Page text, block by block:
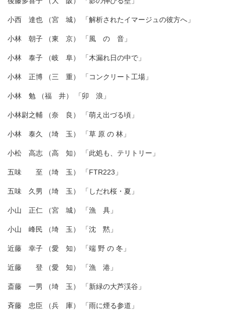
小西 達也 （宮 城） 「解析されたイマージュの彼方へ」
小林 朝子 （東 京） 「風 の 音」
小林 泰子 （岐 阜） 「木漏れ日の中で」
小林 正博 （三 重） 「コンクリート工場」
小林 勉 （福 井） 「卯 浪」
小林尉之輔 （奈 良） 「萌え出づる頃」
小林 泰久 （埼 玉） 「草 原 の 林」
小松 高志 （高 知） 「此処も、テリトリー」
五味 至 （埼 玉） 「FTR223」
五味 久男 （埼 玉） 「しだれ桜・夏」
小山 正仁 （宮 城） 「漁 具」
小山 峰民 （埼 玉） 「沈 黙」
近藤 幸子 （愛 知） 「端 野 の 冬」
近藤 登 （愛 知） 「漁 港」
斎藤 一男 （埼 玉） 「新緑の大芦渓谷」
斉藤 忠臣 （兵 庫） 「雨に煙る参道」